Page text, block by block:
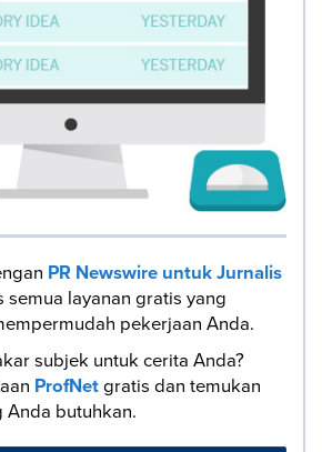
PR Newswire untuk Jurnalis
semua layanan gratis yang
pekerjaan Anda.
subjek untuk cerita Anda?
ProfNetgratis dan temukan
Anda butuhkan.